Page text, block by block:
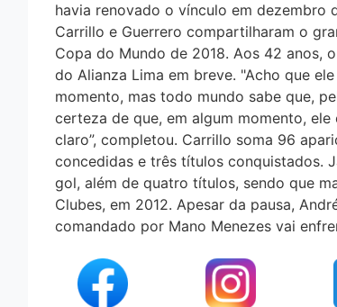
havia renovado o vínculo em dezembro
Carrillo e Guerrero compartilharam o
Copa do Mundo de 2018. Aos 42 anos,
do Alianza Lima em breve. "Acho que
momento, mas todo mundo sabe que,
certeza de que, em algum momento,
claro”, completou. Carrillo soma 96
concedidas e três títulos conquistados.
gol, além de quatro títulos, sendo que
Clubes, em 2012. Apesar da pausa,
comandado por Mano Menezes vai